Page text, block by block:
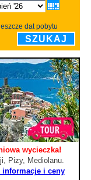
dat pobytu
SZUKAJ
wycieczka!
Pizy, Mediolanu.
informacje i ceny